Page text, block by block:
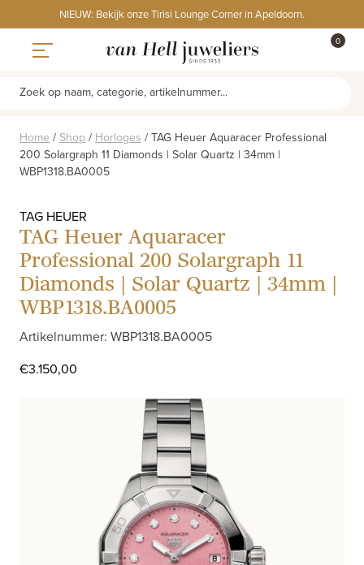
to
content
NIEUW: Bekijk onze Tirisi Lounge Corner in Apeldoorn.
0
Zoek op naam, categorie, artikelnummer...
Home / Shop / Horloges / TAG Heuer Aquaracer Professional
200 Solargraph 11 Diamonds | Solar Quartz | 34mm |
WBP1318.BA0005
TAG HEUER
TAG Heuer Aquaracer
Professional 200 Solargraph 11
Diamonds | Solar Quartz | 34mm |
WBP1318.BA0005
Artikelnummer: WBP1318.BA0005
€3.150,00